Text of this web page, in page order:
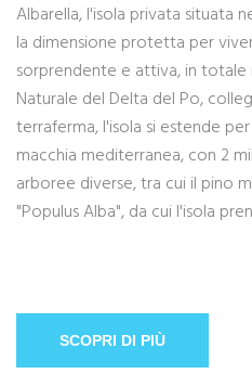
Albarella, l'isola privata situata
la dimensione protetta per
sorprendente e attiva, in totale
Naturale del Delta del Po,
terraferma, l'isola si estende
macchia mediterranea, con 2
arboree diverse, tra cui il pino
"Populus Alba", da cui l'isola
SCOPRI DI PIÙ